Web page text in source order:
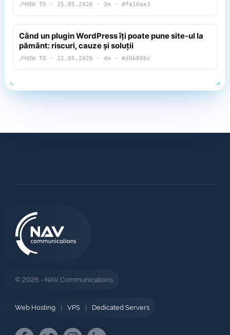
HOW TO · 25.05.2026 · 3m · #fa16ae3
Când un plugin WordPress îți poate pune site-ul la
pământ: riscuri, cauze și soluții
HOW TO · 22.05.2026 · 4m · #d0b806c
© 2026 - NAV Communications
Web Hosting VPS Dedicated Servers